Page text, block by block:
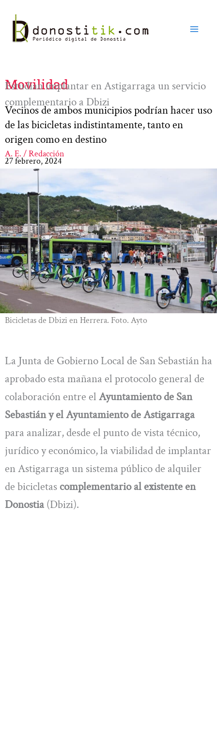
contenido
Movilidad
Estudian implantar en Astigarraga un servicio
complementario a Dbizi
Vecinos de ambos municipios podrían hacer uso
de las bicicletas indistintamente, tanto en
origen como en destino
A. E. / Redacción
27 febrero, 2024
Bicicletas de Dbizi en Herrera. Foto. Ayto
La Junta de Gobierno Local de San Sebastián ha
aprobado esta mañana el protocolo general de
colaboración entre el Ayuntamiento de San
Sebastián y el Ayuntamiento de Astigarraga
para analizar, desde el punto de vista técnico,
jurídico y económico, la viabilidad de implantar
en Astigarraga un sistema público de alquiler
de bicicletas complementario al existente en
Donostia(Dbizi).